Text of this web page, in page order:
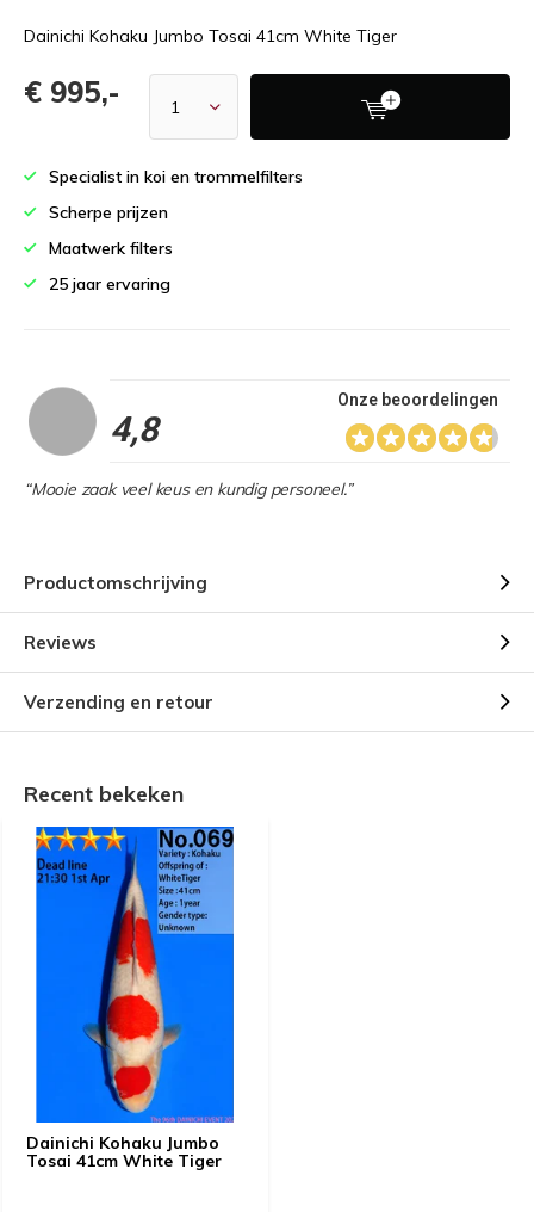
Dainichi Kohaku Jumbo Tosai 41cm White Tiger
€ 995,-
Specialist in koi en trommelfilters
Scherpe prijzen
Maatwerk filters
25 jaar ervaring
4,8
Onze beoordelingen
“Mooie zaak veel keus en kundig personeel.”
Productomschrijving
Reviews
Verzending en retour
Recent bekeken
Dainichi Kohaku Jumbo
Tosai 41cm White Tiger